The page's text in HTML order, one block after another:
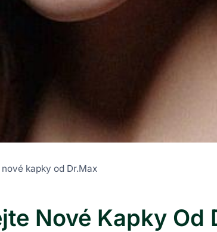
kapky od Dr.Max
Nové Kapky Od